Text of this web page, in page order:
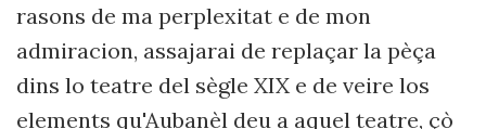
rasons de ma perplexitat e de mon
admiracion, assajarai de replaçar la pèça
dins lo teatre del sègle XIX e de veire los
elements qu'Aubanèl deu a aquel teatre, çò